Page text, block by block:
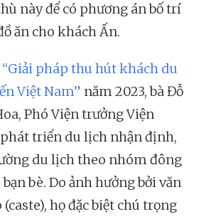
này để có phương án bố trí
ăn cho khách Ấn.
pháp thu hút khách du
Việt Nam” năm 2023, bà Đỗ
Phó Viện trưởng Viện
triển du lịch nhận định,
du lịch theo nhóm đông
bè. Do ảnh hưởng bởi văn
họ đặc biệt chú trọng